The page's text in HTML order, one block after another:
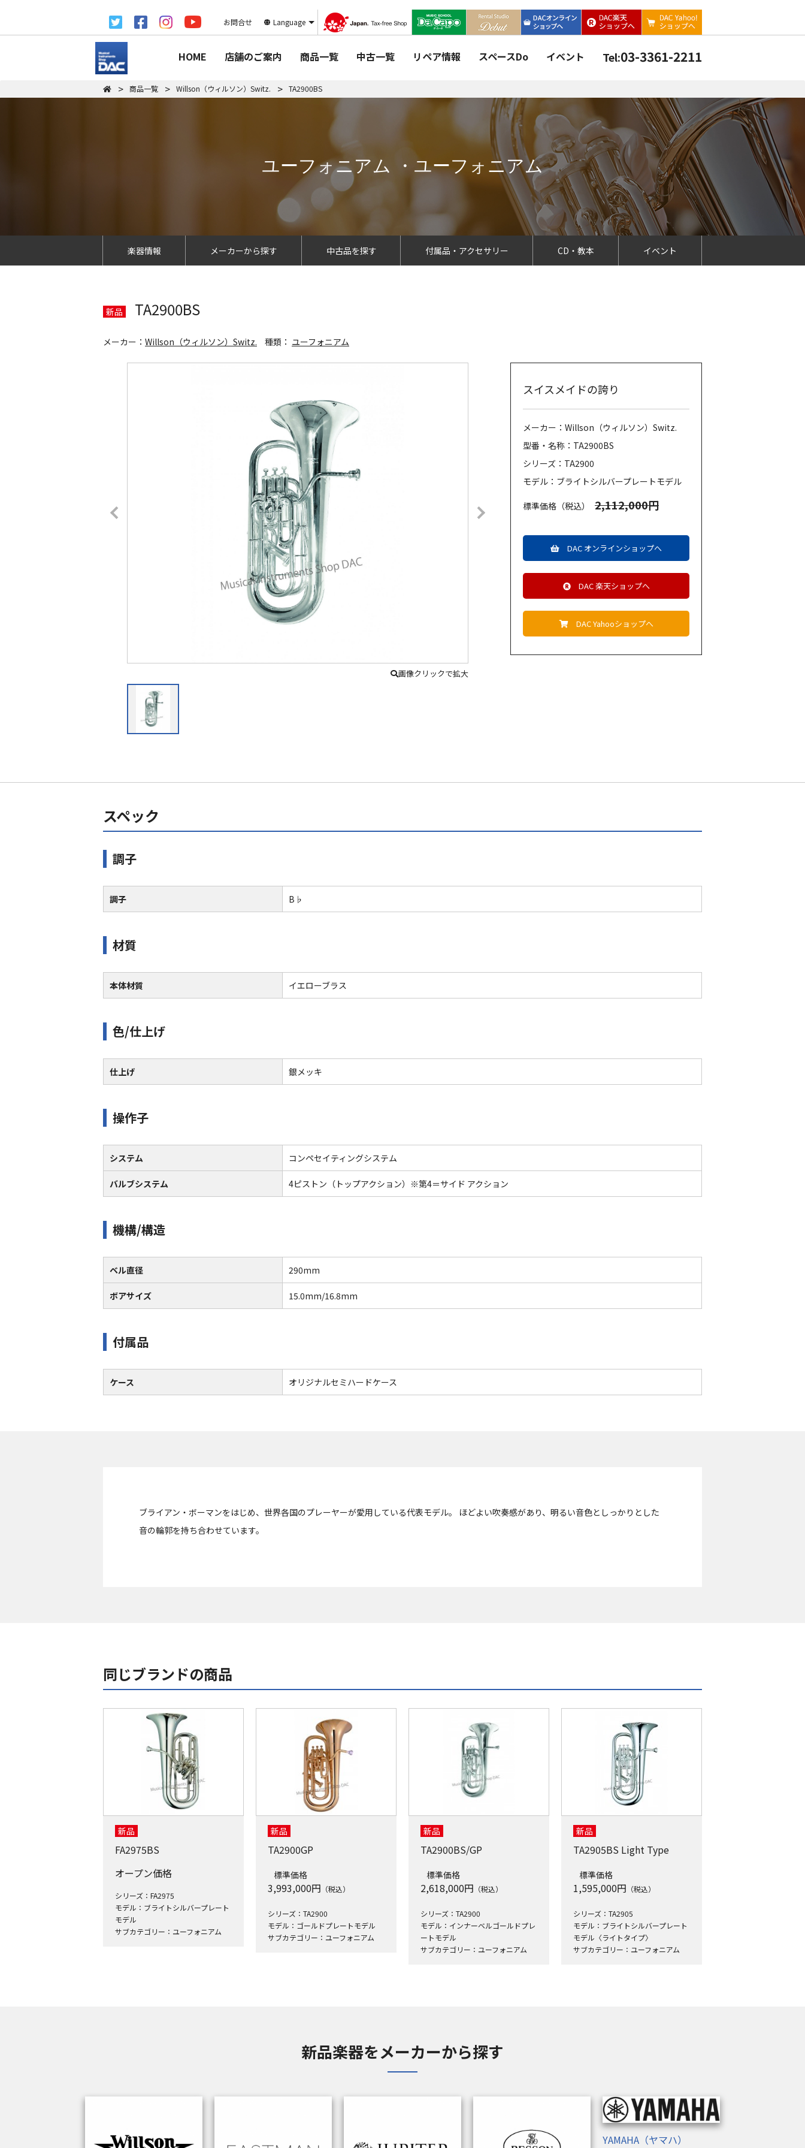
お問合せ Language
HOME 店舗のご案内 商品一覧 中古一覧 リペア情報 スペースDo イベント Tel:03-3361-2211
商品一覧 Willson（ウィルソン）Switz. TA2900BS
ユーフォニアム ・ユーフォニアム
楽器情報 メーカーから探す 中古品を探す 付属品・アクセサリー CD・教本 イベント
新品 TA2900BS
メーカー： Willson（ウィルソン）Switz. 種類： ユーフォニアム
画像クリックで拡大
スイスメイドの誇り
メーカー：Willson（ウィルソン）Switz.
型番・名称：TA2900BS
シリーズ：TA2900
モデル：ブライトシルバープレートモデル
標準価格（税込） 2,112,000円
DAC オンラインショップへ
DAC 楽天ショップへ
DAC Yahooショップへ
スペック
調子
調子 B♭
材質
本体材質 イエローブラス
色/仕上げ
仕上げ 銀メッキ
操作子
システム コンペセイティングシステム
バルブシステム 4ピストン（トップアクション）※第4＝サイド アクション
機構/構造
ベル直径 290mm
ボアサイズ 15.0mm/16.8mm
付属品
ケース オリジナルセミハードケース
ブライアン・ボーマンをはじめ、世界各国のプレーヤーが愛用している代表モデル。 ほどよい吹奏感があり、明るい音色としっかりとした
音の輪郭を持ち合わせています。
同じブランドの商品
新品
FA2975BS
オープン価格
シリーズ：FA2975
モデル：ブライトシルバープレート
モデル
サブカテゴリー：ユーフォニアム
新品
TA2900GP
標準価格
3,993,000円 （税込）
シリーズ：TA2900
モデル：ゴールドプレートモデル
サブカテゴリー：ユーフォニアム
新品
TA2900BS/GP
標準価格
2,618,000円 （税込）
シリーズ：TA2900
モデル：インナーベルゴールドプレ
ートモデル
サブカテゴリー：ユーフォニアム
新品
TA2905BS Light Type
標準価格
1,595,000円 （税込）
シリーズ：TA2905
モデル：ブライトシルバープレート
モデル〈ライトタイプ〉
サブカテゴリー：ユーフォニアム
新品楽器をメーカーから探す
YAMAHA（ヤマハ）